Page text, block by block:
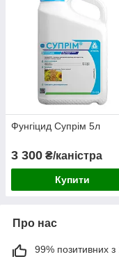
Фунгіцид Супрім 5л
3 300 ₴/каністра
Купити
Про нас
99% позитивних з